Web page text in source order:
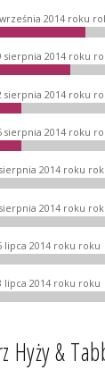
2014 roku
sierpnia 2014 roku
sierpnia 2014 roku
sierpnia 2014 roku
2014 roku
2014 roku
lipca 2014 roku roku
lipca 2014 roku roku
Hyży &